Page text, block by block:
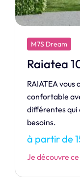
M7S Design
Harmonie
HARMONIE,
design
à partir de